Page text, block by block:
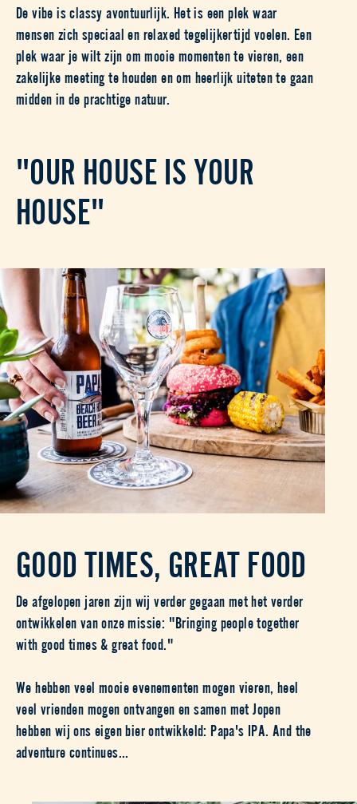
De vibe is classy avontuurlijk. Het is een plek waar
mensen zich speciaal en relaxed tegelijkertijd voelen. Een
plek waar je wilt zijn om mooie momenten te vieren, een
zakelijke meeting te houden en om heerlijk uiteten te gaan
midden in de prachtige natuur.
"OUR HOUSE IS YOUR
HOUSE"
GOOD TIMES, GREAT FOOD
De afgelopen jaren zijn wij verder gegaan met het verder
ontwikkelen van onze missie: "Bringing people together
with good times & great food."
We hebben veel mooie evenementen mogen vieren, heel
veel vrienden mogen ontvangen en samen met Jopen
hebben wij ons eigen bier ontwikkeld: Papa's IPA. And the
adventure continues...